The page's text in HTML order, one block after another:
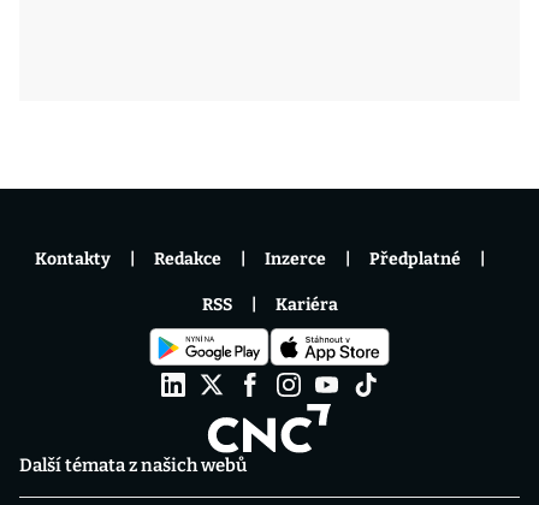
Další témata z našich webů
Kontakty Redakce Inzerce Předplatné
RSS Kariéra